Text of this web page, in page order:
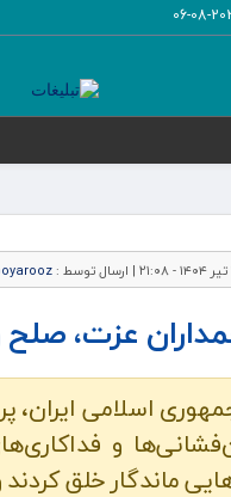
2026-
ارسال توسط :
عزت، صلح
اسلامی ایران،
و
ماندگار خلق کردند